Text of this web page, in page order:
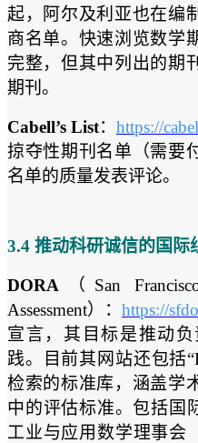
起，阿尔及利亚也在编
商名单。快速浏览数学
完整，但其中列出的期
期刊。
Cabell’s List： https://
掠夺性期刊名单（需要
名单的质量发表评论。
3.4 推动科研诚信的国际
DORA （San
Assessment）： https://
宣言，其目标是推动
践。目前其网站还包括
检索的标准库，涵盖学
中的评估标准。包括国
工业与应用数学理事会